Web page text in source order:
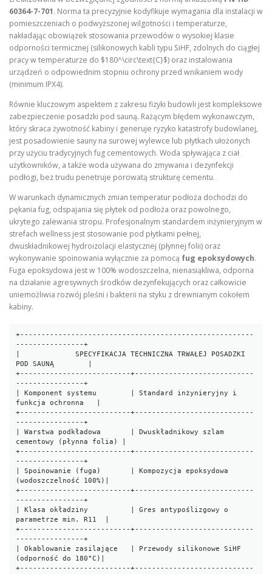
60364-7-701. Norma ta precyzyjnie kodyfikuje wymagania dla instalacji w
pomieszczeniach o podwyższonej wilgotności i temperaturze,
nakładając obowiązek stosowania przewodów o wysokiej klasie
odporności termicznej (silikonowych kabli typu SiHF, zdolnych do ciągłej
pracy w temperaturze do $180^\circ\text{C}$) oraz instalowania
urządzeń o odpowiednim stopniu ochrony przed wnikaniem wody
(minimum IPX4).
Równie kluczowym aspektem z zakresu fizyki budowli jest kompleksowe
zabezpieczenie posadzki pod sauną. Rażącym błędem wykonawczym,
który skraca żywotność kabiny i generuje ryzyko katastrofy budowlanej,
jest posadowienie sauny na surowej wylewce lub płytkach ułożonych
przy użyciu tradycyjnych fug cementowych. Woda spływająca z ciał
użytkowników, a także woda używana do zmywania i dezynfekcji
podłogi, bez trudu penetruje porowatą strukturę cementu.
W warunkach dynamicznych zmian temperatur podłoża dochodzi do
pękania fug, odspajania się płytek od podłoża oraz powolnego,
ukrytego zalewania stropu. Profesjonalnym standardem inżynieryjnym w
strefach wellness jest stosowanie pod płytkami pełnej,
dwuskładnikowej hydroizolacji elastycznej (płynnej folii) oraz
wykonywanie spoinowania wyłącznie za pomocą fug epoksydowych.
Fuga epoksydowa jest w 100% wodoszczelna, nienasiąkliwa, odporna
na działanie agresywnych środków dezynfekujących oraz całkowicie
uniemożliwia rozwój pleśni i bakterii na styku z drewnianym cokołem
kabiny.
+-------------------------------------------------------
----------------+
|             SPECYFIKACJA TECHNICZNA TRWAŁEJ POSADZKI
POD SAUNĄ        |
+--------------------------+----------------------------
----------------+
| Komponent systemu        | Standard inżynieryjny i
funkcja ochronna   |
+--------------------------+----------------------------
----------------+
| Warstwa podkładowa       | Dwuskładnikowy szlam
cementowy (płynna folia) |
+--------------------------+----------------------------
----------------+
| Spoinowanie (fuga)       | Kompozycja epoksydowa
(wodoszczelność 100%)|
+--------------------------+----------------------------
----------------+
| Klasa okładziny          | Gres antypoślizgowy o
parametrze min. R11  |
+--------------------------+----------------------------
----------------+
| Okablowanie zasilające   | Przewody silikonowe SiHF
(odporność do 180°C)|
+--------------------------+----------------------------